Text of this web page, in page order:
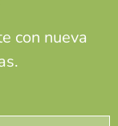
con nueva